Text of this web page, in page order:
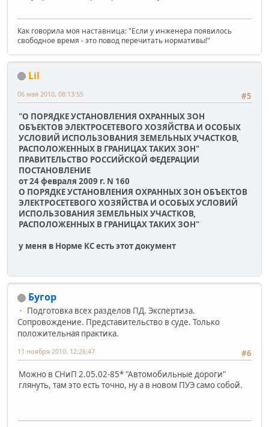
Как говорила моя наставница: "Если у инженера появилось
свободное время - это повод перечитать нормативы!"
Lil
#5
06 мая 2010, 08:13:55
"О ПОРЯДКЕ УСТАНОВЛЕНИЯ ОХРАННЫХ ЗОН
ОБЪЕКТОВ ЭЛЕКТРОСЕТЕВОГО ХОЗЯЙСТВА И ОСОБЫХ
УСЛОВИЙ ИСПОЛЬЗОВАНИЯ ЗЕМЕЛЬНЫХ УЧАСТКОВ,
РАСПОЛОЖЕННЫХ В ГРАНИЦАХ ТАКИХ ЗОН"
ПРАВИТЕЛЬСТВО РОССИЙСКОЙ ФЕДЕРАЦИИ
ПОСТАНОВЛЕНИЕ
от 24 февраля 2009 г. N 160
О ПОРЯДКЕ УСТАНОВЛЕНИЯ ОХРАННЫХ ЗОН ОБЪЕКТОВ
ЭЛЕКТРОСЕТЕВОГО ХОЗЯЙСТВА И ОСОБЫХ УСЛОВИЙ
ИСПОЛЬЗОВАНИЯ ЗЕМЕЛЬНЫХ УЧАСТКОВ,
РАСПОЛОЖЕННЫХ В ГРАНИЦАХ ТАКИХ ЗОН"
у меня в Норме КС есть этот документ
Бугор
Подготовка всех разделов ПД. Экспертиза.
Сопровождение. Представительство в суде. Только
положительная практика.
#6
11 ноября 2010, 12:26:47
Можно в СНиП 2.05.02-85* "Автомобильные дороги"
глянуть, там это есть точно, ну а в новом ПУЭ само собой.